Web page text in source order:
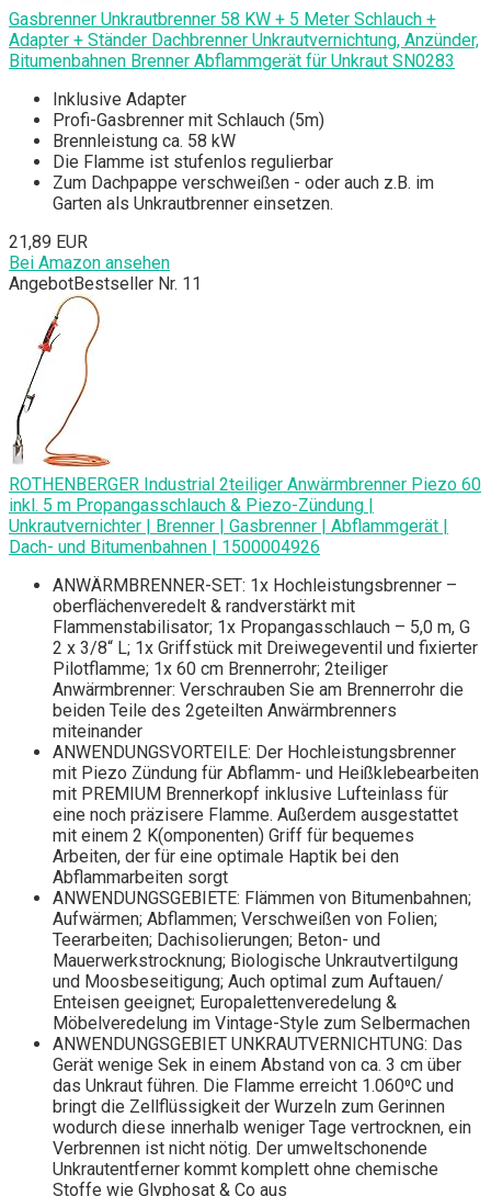
Gasbrenner Unkrautbrenner 58 KW + 5 Meter Schlauch +
Adapter + Ständer Dachbrenner Unkrautvernichtung, Anzünder,
Bitumenbahnen Brenner Abflammgerät für Unkraut SN0283
Inklusive Adapter
Profi-Gasbrenner mit Schlauch (5m)
Brennleistung ca. 58 kW
Die Flamme ist stufenlos regulierbar
Zum Dachpappe verschweißen - oder auch z.B. im
Garten als Unkrautbrenner einsetzen.
21,89 EUR
Bei Amazon ansehen
AngebotBestseller Nr. 11
ROTHENBERGER Industrial 2teiliger Anwärmbrenner Piezo 60
inkl. 5 m Propangasschlauch & Piezo-Zündung |
Unkrautvernichter | Brenner | Gasbrenner | Abflammgerät |
Dach- und Bitumenbahnen | 1500004926
ANWÄRMBRENNER-SET: 1x Hochleistungsbrenner –
oberflächenveredelt & randverstärkt mit
Flammenstabilisator; 1x Propangasschlauch – 5,0 m, G
2 x 3/8“ L; 1x Griffstück mit Dreiwegeventil und fixierter
Pilotflamme; 1x 60 cm Brennerrohr; 2teiliger
Anwärmbrenner: Verschrauben Sie am Brennerrohr die
beiden Teile des 2geteilten Anwärmbrenners
miteinander
ANWENDUNGSVORTEILE: Der Hochleistungsbrenner
mit Piezo Zündung für Abflamm- und Heißklebearbeiten
mit PREMIUM Brennerkopf inklusive Lufteinlass für
eine noch präzisere Flamme. Außerdem ausgestattet
mit einem 2 K(omponenten) Griff für bequemes
Arbeiten, der für eine optimale Haptik bei den
Abflammarbeiten sorgt
ANWENDUNGSGEBIETE: Flämmen von Bitumenbahnen;
Aufwärmen; Abflammen; Verschweißen von Folien;
Teerarbeiten; Dachisolierungen; Beton- und
Mauerwerkstrocknung; Biologische Unkrautvertilgung
und Moosbeseitigung; Auch optimal zum Auftauen/
Enteisen geeignet; Europalettenveredelung &
Möbelveredelung im Vintage-Style zum Selbermachen
ANWENDUNGSGEBIET UNKRAUTVERNICHTUNG: Das
Gerät wenige Sek in einem Abstand von ca. 3 cm über
das Unkraut führen. Die Flamme erreicht 1.060⁰C und
bringt die Zellflüssigkeit der Wurzeln zum Gerinnen
wodurch diese innerhalb weniger Tage vertrocknen, ein
Verbrennen ist nicht nötig. Der umweltschonende
Unkrautentferner kommt komplett ohne chemische
Stoffe wie Glyphosat & Co aus